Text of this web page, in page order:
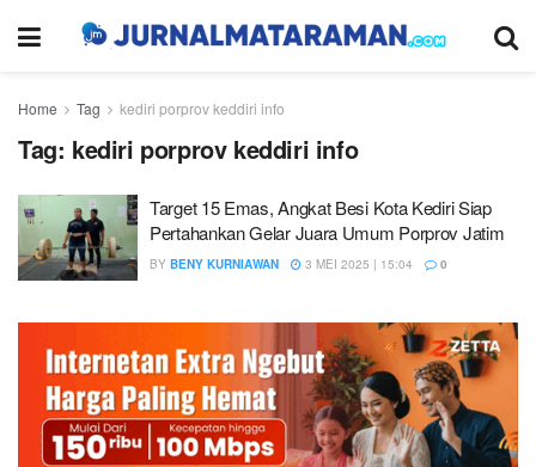
Home Tag kediri porprov keddiri info
Tag: kediri porprov keddiri info
Target 15 Emas, Angkat Besi Kota Kediri Siap
Pertahankan Gelar Juara Umum Porprov Jatim
BY BENY KURNIAWAN 3 MEI 2025 | 15:04 0